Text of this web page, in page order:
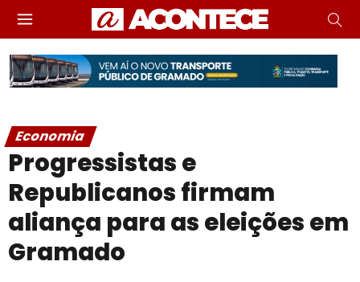
Economia
Progressistas e
Republicanos firmam
aliança para as eleições em
Gramado